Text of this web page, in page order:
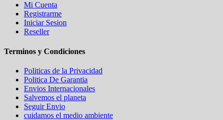
Mi Cuenta
Registrarme
Iniciar Sesion
Reseller
Terminos y Condiciones
Politicas de la Privacidad
Politica De Garantia
Envios Internacionales
Salvemos el planeta
Seguir Envio
cuidamos el medio ambiente